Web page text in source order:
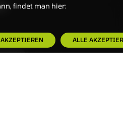
findet man hier:
ALLE